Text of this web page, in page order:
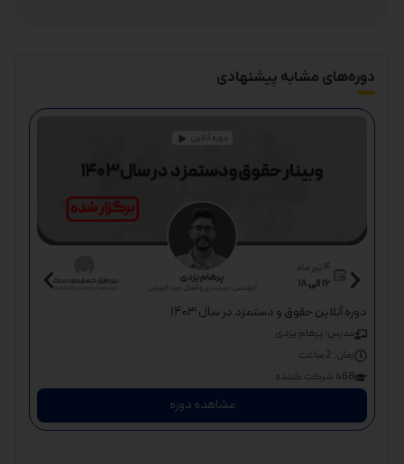
دوره‌های مشابه پیشنهادی
دوره آنلاین حقوق و دستمزد در سال ۱۴۰۳
مدرس: پرهام یزدی
زمان: 2 ساعت
468 شرکت کننده
مشاهده دوره